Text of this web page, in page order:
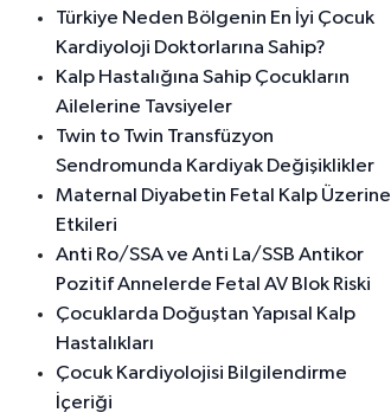
Türkiye Neden Bölgenin En İyi Çocuk
Kardiyoloji Doktorlarına Sahip?
Kalp Hastalığına Sahip Çocukların
Ailelerine Tavsiyeler
Twin to Twin Transfüzyon
Sendromunda Kardiyak Değişiklikler
Maternal Diyabetin Fetal Kalp Üzerine
Etkileri
Anti Ro/SSA ve Anti La/SSB Antikor
Pozitif Annelerde Fetal AV Blok Riski
Çocuklarda Doğuştan Yapısal Kalp
Hastalıkları
Çocuk Kardiyolojisi Bilgilendirme
İçeriği